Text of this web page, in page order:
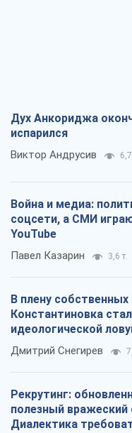
Дух Анкориджа
испарился
Виктор Андрусив
Война и медиа:
соцсети, а СМИ
YouTube
Павел Казарин 3,6 т.
В плену
Константиновка
идеологической
российских
Дмитрий Снегирев
Рекрутинг:
полезный вражеский
Диалектика